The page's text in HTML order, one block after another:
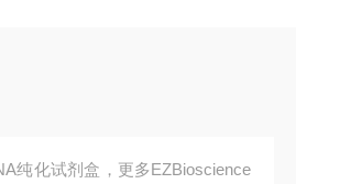
纯化试剂盒，更多EZBioscience